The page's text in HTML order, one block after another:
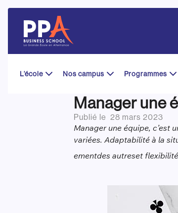
content
L’école Nos campus Programmes
Manager une
Publié le28 mars 2023
Manager une équipe, c’est
variées. Adaptabilité à la
ementdes autreset